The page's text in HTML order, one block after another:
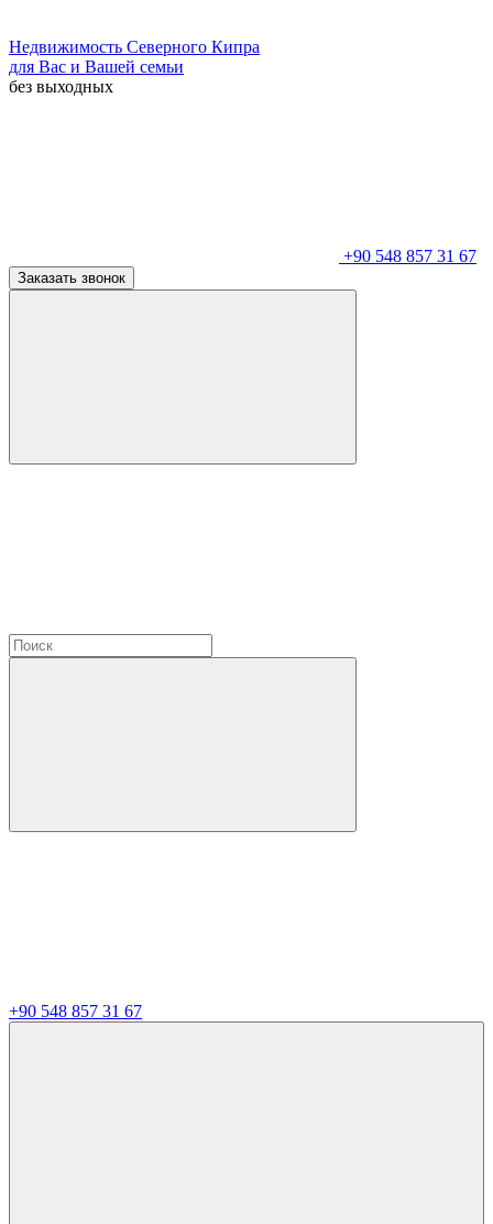
Недвижимость Северного Кипра
для Вас и Вашей семьи
без выходных
+90 548 857 31 67
Заказать звонок
+90 548 857 31 67